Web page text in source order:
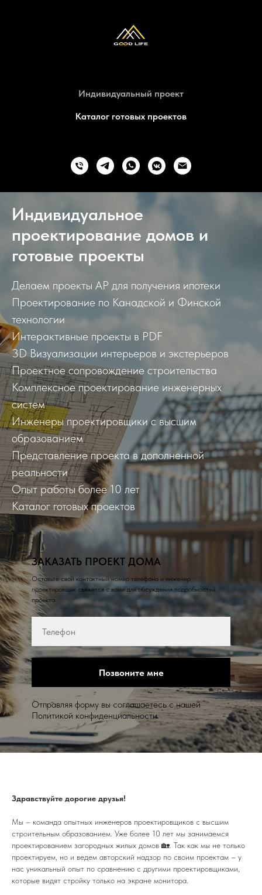
Индивидуальный проект
Каталог готовых проектов
Индивидуальное
проектирование домов и
готовые проекты
Делаем проекты АР для получения ипотеки
Проектирование по Канадской и Финской
технологии
Интерактивные проекты в PDF
3D Визуализации интерьеров и экстерьеров
Проектное сопровождение строительства
Комплексное проектирование инженерных
систем
Инженеры проектировщики с высшим
образованием
Представление проекта в дополненной
реальности
Опыт работы более 10 лет
Каталог готовых проектов
ЗАКАЗАТЬ ПРОЕКТ ДОМА
Оставьте свой контактный номер телефона и инженер
проектировщик свяжется с вами для обсуждения подробностей
проекта
Позвоните мне
Отправляя форму вы соглашаетесь с нашей
Политикой конфиденциальности
Здравствуйте дорогие друзья!
Мы – команда опытных инженеров проектировщиков с высшим
строительным образованием. Уже более 10 лет мы занимаемся
проектированием загородных жилых домов 🏡. Так как мы не только
проектируем, но и ведем авторский надзор по своим проектам – у
нас уникальный опыт по сравнению с другими проектировщиками,
которые видят стройку только на экране монитора.